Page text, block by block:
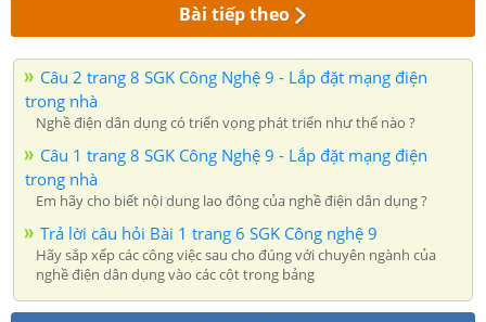
Bài tiếp theo
Câu 2 trang 8 SGK Công Nghệ 9 - Lắp đặt mạng điện
trong nhà
Nghề điện dân dụng có triển vọng phát triển như thế nào ?
Câu 1 trang 8 SGK Công Nghệ 9 - Lắp đặt mạng điện
trong nhà
Em hãy cho biết nội dung lao động của nghề điện dân dụng ?
Trả lời câu hỏi Bài 1 trang 6 SGK Công nghệ 9
Hãy sắp xếp các công việc sau cho đúng với chuyên ngành của
nghề điện dân dụng vào các cột trong bảng